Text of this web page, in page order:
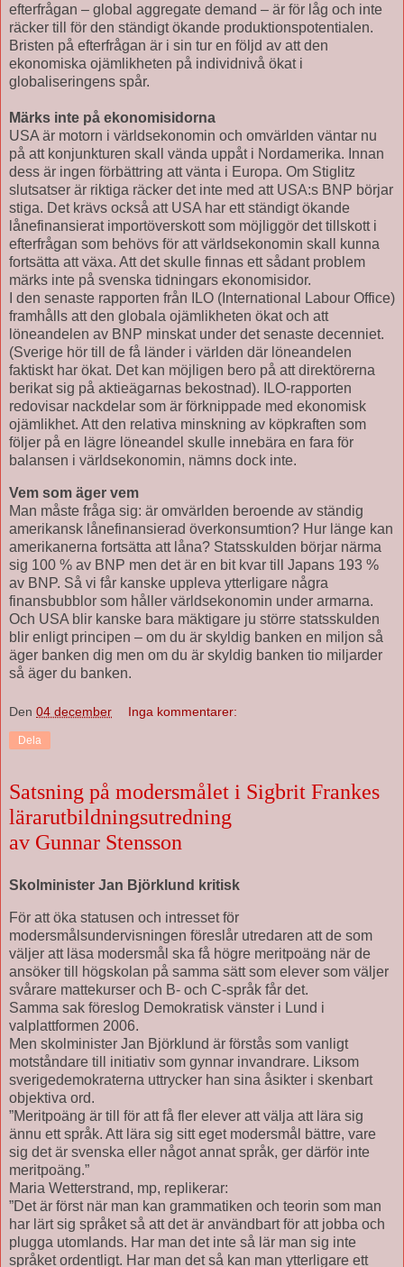
efterfrågan – global aggregate demand – är för låg och inte
räcker till för den ständigt ökande produktionspotentialen.
Bristen på efterfrågan är i sin tur en följd av att den
ekonomiska ojämlikheten på individnivå ökat i
globaliseringens spår.
Märks inte på ekonomisidorna
USA är motorn i världsekonomin och omvärlden väntar nu
på att konjunkturen skall vända uppåt i Nordamerika. Innan
dess är ingen förbättring att vänta i Europa. Om Stiglitz
slutsatser är riktiga räcker det inte med att USA:s BNP börjar
stiga. Det krävs också att USA har ett ständigt ökande
lånefinansierat importöverskott som möjliggör det tillskott i
efterfrågan som behövs för att världsekonomin skall kunna
fortsätta att växa. Att det skulle finnas ett sådant problem
märks inte på svenska tidningars ekonomisidor.
I den senaste rapporten från ILO (International Labour Office)
framhålls att den globala ojämlikheten ökat och att
löneandelen av BNP minskat under det senaste decenniet.
(Sverige hör till de få länder i världen där löneandelen
faktiskt har ökat. Det kan möjligen bero på att direktörerna
berikat sig på aktieägarnas bekostnad). ILO-rapporten
redovisar nackdelar som är förknippade med ekonomisk
ojämlikhet. Att den relativa minskning av köpkraften som
följer på en lägre löneandel skulle innebära en fara för
balansen i världsekonomin, nämns dock inte.
Vem som äger vem
Man måste fråga sig: är omvärlden beroende av ständig
amerikansk lånefinansierad överkonsumtion? Hur länge kan
amerikanerna fortsätta att låna? Statsskulden börjar närma
sig 100 % av BNP men det är en bit kvar till Japans 193 %
av BNP. Så vi får kanske uppleva ytterligare några
finansbubblor som håller världsekonomin under armarna.
Och USA blir kanske bara mäktigare ju större statsskulden
blir enligt principen – om du är skyldig banken en miljon så
äger banken dig men om du är skyldig banken tio miljarder
så äger du banken.
Den 04 december Inga kommentarer:
Dela
Satsning på modersmålet i Sigbrit Frankes
lärarutbildningsutredning
av Gunnar Stensson
Skolminister Jan Björklund kritisk
För att öka statusen och intresset för
modersmålsundervisningen föreslår utredaren att de som
väljer att läsa modersmål ska få högre meritpoäng när de
ansöker till högskolan på samma sätt som elever som väljer
svårare mattekurser och B- och C-språk får det.
Samma sak föreslog Demokratisk vänster i Lund i
valplattformen 2006.
Men skolminister Jan Björklund är förstås som vanligt
motståndare till initiativ som gynnar invandrare. Liksom
sverigedemokraterna uttrycker han sina åsikter i skenbart
objektiva ord.
”Meritpoäng är till för att få fler elever att välja att lära sig
ännu ett språk. Att lära sig sitt eget modersmål bättre, vare
sig det är svenska eller något annat språk, ger därför inte
meritpoäng.”
Maria Wetterstrand, mp, replikerar:
”Det är först när man kan grammatiken och teorin som man
har lärt sig språket så att det är användbart för att jobba och
plugga utomlands. Har man det inte så lär man sig inte
språket ordentligt. Har man det så kan man ytterligare ett